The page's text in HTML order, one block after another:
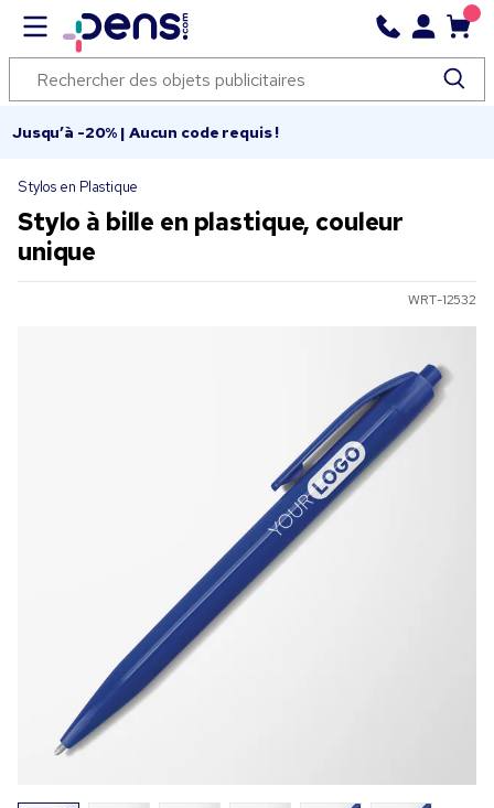
Jusqu’à -20% | Aucun code requis !
Stylos en Plastique
Stylo à bille en plastique, couleur
unique
WRT-12532